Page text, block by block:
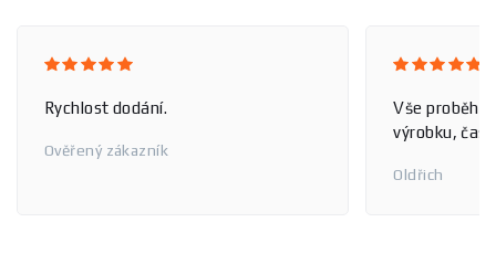
Rychlost dodání.
Ověřený zákazník
Vše
výrobku, čas
Oldřich